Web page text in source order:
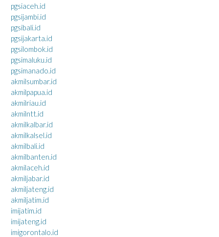
pgsiaceh.id
pgsijambi.id
pgsibali.id
pgsijakarta.id
pgsilombok.id
pgsimaluku.id
pgsimanado.id
akmilsumbar.id
akmilpapua.id
akmilriau.id
akmilntt.id
akmilkalbar.id
akmilkalsel.id
akmilbali.id
akmilbanten.id
akmilaceh.id
akmiljabar.id
akmiljateng.id
akmiljatim.id
imijatim.id
imijateng.id
imigorontalo.id